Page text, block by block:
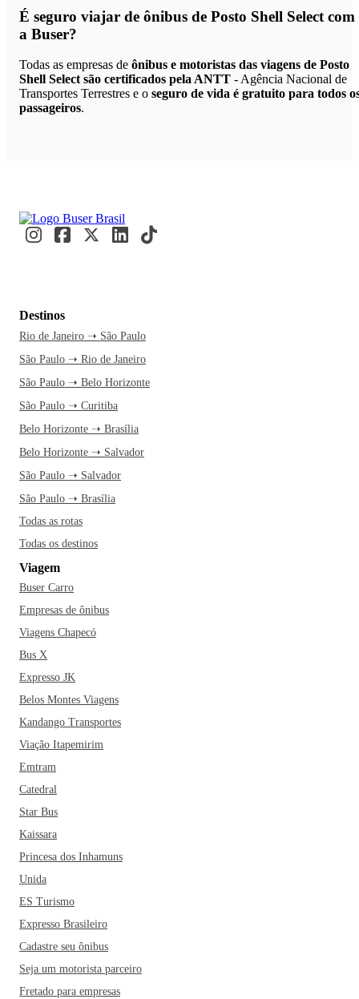
É seguro viajar de ônibus de Posto Shell Select com
a Buser?
Todas as empresas de ônibus e motoristas das viagens de Posto
Shell Select são certificados pela ANTT - Agência Nacional de
Transportes Terrestres e o seguro de vida é gratuito para todos
passageiros.
Destinos
Rio de Janeiro ➝ São Paulo
São Paulo ➝ Rio de Janeiro
São Paulo ➝ Belo Horizonte
São Paulo ➝ Curitiba
Belo Horizonte ➝ Brasília
Belo Horizonte ➝ Salvador
São Paulo ➝ Salvador
São Paulo ➝ Brasília
Todas as rotas
Todas os destinos
Viagem
Buser Carro
Empresas de ônibus
Viagens Chapecó
Bus X
Expresso JK
Belos Montes Viagens
Kandango Transportes
Viação Itapemirim
Emtram
Catedral
Star Bus
Kaissara
Princesa dos Inhamuns
Unida
ES Turismo
Expresso Brasileiro
Cadastre seu ônibus
Seja um motorista parceiro
Fretado para empresas